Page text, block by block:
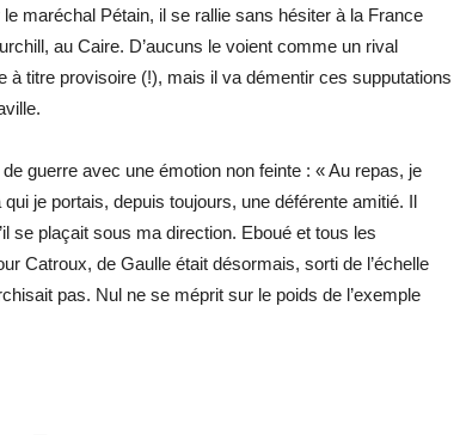
maréchal Pétain, il se rallie sans hésiter à la France
au Caire. D’aucuns le voient comme un rival
à titre provisoire (!), mais il va démentir ces supputations
guerre avec une émotion non feinte : « Au repas, je
je portais, depuis toujours, une déférente amitié. Il
se plaçait sous ma direction. Eboué et tous les
Catroux, de Gaulle était désormais, sorti de l’échelle
pas. Nul ne se méprit sur le poids de l’exemple